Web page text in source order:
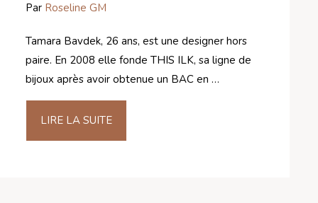
Par Roseline GM
Tamara Bavdek, 26 ans, est une designer hors
paire. En 2008 elle fonde THIS ILK, sa ligne de
bijoux après avoir obtenue un BAC en …
LIRE LA SUITE